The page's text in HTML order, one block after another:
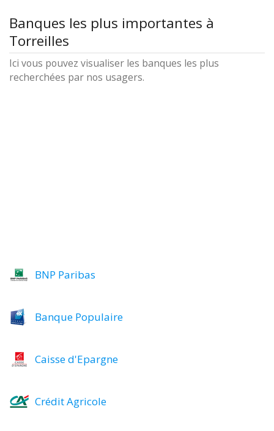
Banques les plus importantes à
Torreilles
Ici vous pouvez visualiser les banques les plus
recherchées par nos usagers.
BNP Paribas
Banque Populaire
Caisse d'Epargne
Crédit Agricole